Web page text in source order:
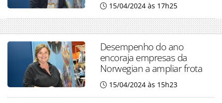
15/04/2024 às 17h25
Desempenho do ano
encoraja empresas da
Norwegian a ampliar frota
15/04/2024 às 15h23